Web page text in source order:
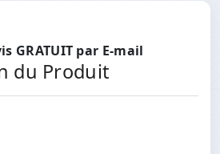
GRATUIT par E-mail
du Produit